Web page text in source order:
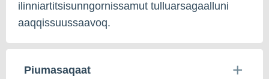
ilinniartitsisunngornissamut tulluarsagaalluni
aaqqissuussaavoq.
Piumasaqaat